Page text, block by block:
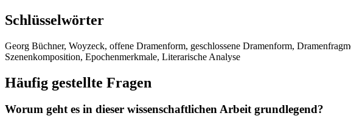
Schlüsselwörter
Georg Büchner, Woyzeck, offene Dramenform, geschlossene Dramenform,
Szenenkomposition, Epochenmerkmale, Literarische Analyse
Häufig gestellte Fragen
Worum geht es in dieser wissenschaftlichen Arbeit grundlegend?